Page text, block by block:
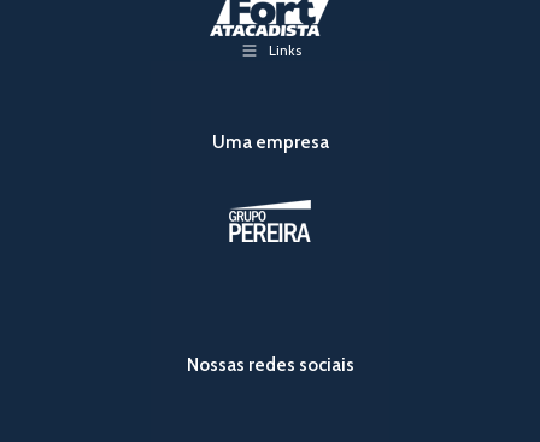
Links
Uma empresa
Nossas redes sociais